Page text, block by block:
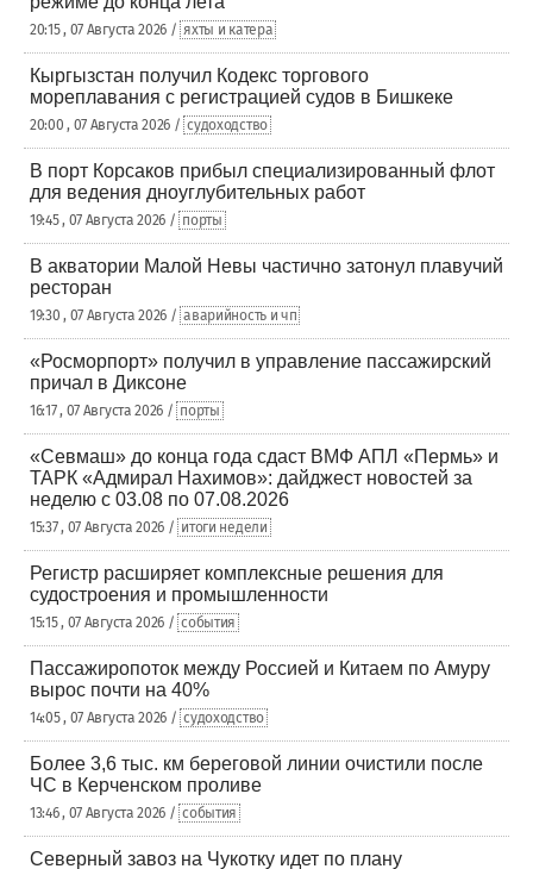
20:15 , 07 Августа 2026 / яхты и катера
Кыргызстан получил Кодекс торгового
мореплавания с регистрацией судов в Бишкеке
20:00 , 07 Августа 2026 / судоходство
В порт Корсаков прибыл специализированный флот
для ведения дноуглубительных работ
19:45 , 07 Августа 2026 / порты
В акватории Малой Невы частично затонул плавучий
ресторан
19:30 , 07 Августа 2026 / аварийность и чп
«Росморпорт» получил в управление пассажирский
причал в Диксоне
16:17 , 07 Августа 2026 / порты
«Севмаш» до конца года сдаст ВМФ АПЛ «Пермь» и
ТАРК «Адмирал Нахимов»: дайджест новостей за
неделю с 03.08 по 07.08.2026
15:37 , 07 Августа 2026 / итоги недели
Регистр расширяет комплексные решения для
судостроения и промышленности
15:15 , 07 Августа 2026 / события
Пассажиропоток между Россией и Китаем по Амуру
вырос почти на 40%
14:05 , 07 Августа 2026 / судоходство
Более 3,6 тыс. км береговой линии очистили после
ЧС в Керченском проливе
13:46 , 07 Августа 2026 / события
Северный завоз на Чукотку идет по плану